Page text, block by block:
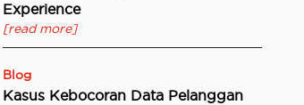
Experience
[read more]
Blog
Kasus Kebocoran Data Pelanggan